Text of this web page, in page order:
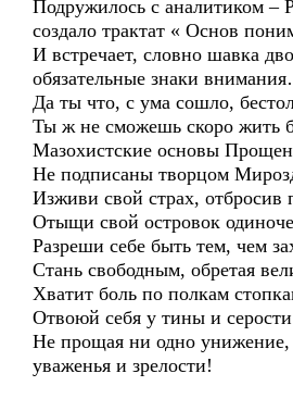
Подружилось с аналитиком –
создало трактат « Основ
И встречает, словно шавка
обязательные знаки
Да ты что, с ума сошло,
Ты ж не сможешь скоро жить
Мазохистские основы
Не подписаны творцом
Изживи свой страх, отбросив
Отыщи свой островок
Разреши себе быть тем, чем
Стань свободным, обретая
Хватит боль по полкам
Отвоюй себя у тины и
Не прощая ни одно унижение,
уваженья и зрелости!